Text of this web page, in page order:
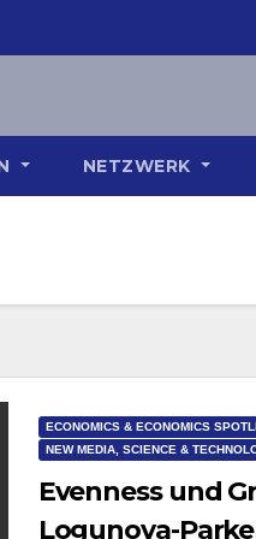
NETZWERK
ECONOMICS & ECONOMICS
NEW MEDIA, SCIENCE &
Evenness und
Logunova-